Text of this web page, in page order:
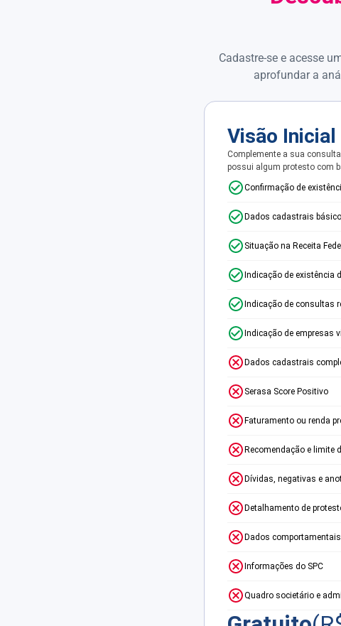
Cadastre-se e acesse
aprofundar a
Visão Inicial
Complemente a sua
possui algum protesto com
Confirmação de
Dados cadastrais
Situação na Receita
Indicação de existência
Indicação de consultas
Indicação de empresas
Dados cadastrais
Serasa Score Positivo
Faturamento ou renda
Recomendação e limite
Dívidas, negativas e
Detalhamento de
Dados comportamentais
Informações do SPC
Quadro societário e